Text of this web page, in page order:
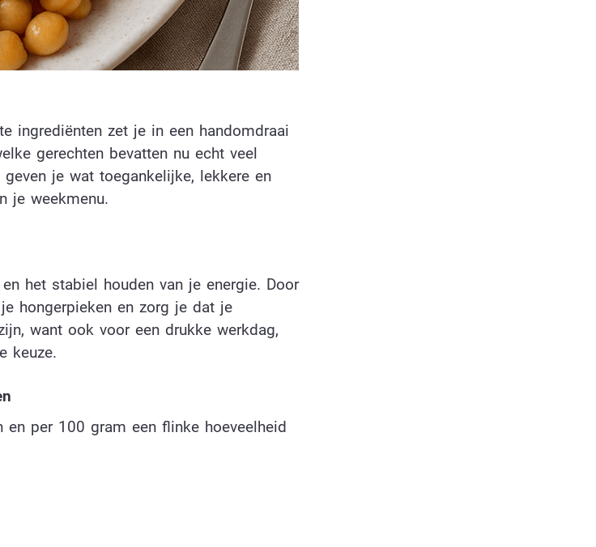
ingrediënten zet je in een handomdraai
gerechten bevatten nu echt veel
je wat toegankelijke, lekkere en
je weekmenu.
het stabiel houden van je energie. Door
hongerpieken en zorg je dat je
want ook voor een drukke werkdag,
keuze.
per 100 gram een flinke hoeveelheid